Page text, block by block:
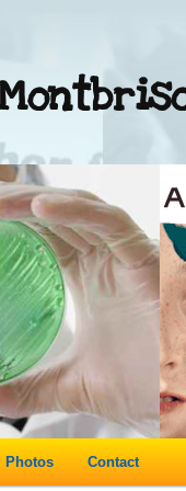
Photos Contact